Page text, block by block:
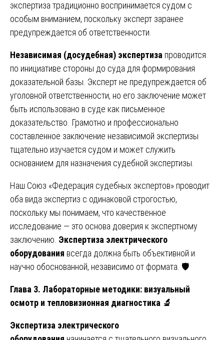
экспертиза традиционно воспринимается судом с
особым вниманием, поскольку эксперт заранее
предупреждается об ответственности.
Независимая (досудебная) экспертиза проводится
по инициативе стороны до суда для формирования
доказательной базы. Эксперт не предупреждается об
уголовной ответственности, но его заключение может
быть использовано в суде как письменное
доказательство. Грамотно и профессионально
составленное заключение независимой экспертизы
тщательно изучается судом и может служить
основанием для назначения судебной экспертизы.
Наш Союз «Федерация судебных экспертов» проводит
оба вида экспертиз с одинаковой строгостью,
поскольку мы понимаем, что качественное
исследование — это основа доверия к экспертному
заключению. Экспертиза электрического
оборудования всегда должна быть объективной и
научно обоснованной, независимо от формата. 🛡️
Глава 3. Лабораторные методики: визуальный
осмотр и тепловизионная диагностика 🔬
Экспертиза электрического